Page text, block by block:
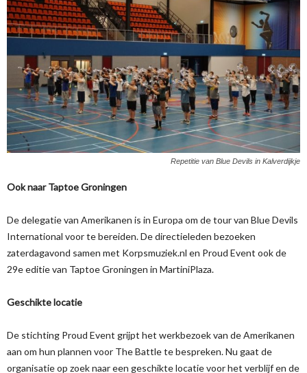
Repetitie van Blue Devils in Kalverdijkje
Ook naar Taptoe Groningen
De delegatie van Amerikanen is in Europa om de tour van Blue Devils
International voor te bereiden. De directieleden bezoeken
zaterdagavond samen met Korpsmuziek.nl en Proud Event ook de
29e editie van Taptoe Groningen in MartiniPlaza.
Geschikte locatie
De stichting Proud Event grijpt het werkbezoek van de Amerikanen
aan om hun plannen voor The Battle te bespreken. Nu gaat de
organisatie op zoek naar een geschikte locatie voor het verblijf en de